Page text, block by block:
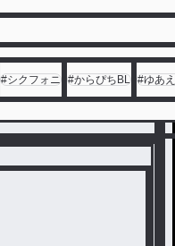
#シクフォニ #からぴちBL #ゆあ